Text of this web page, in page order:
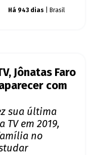
Há 943 dias | Brasil
Jônatas Faro
com
sua última
em 2019,
no